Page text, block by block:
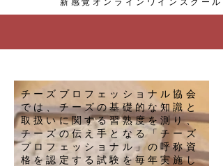
新感覚オンラインワインスクール
チーズプロフェッショナル協会
では、チーズの基礎的な知識と
取扱いに関する習熟度を測り、
チーズの伝え手となる「チーズ
プロフェッショナル」の呼称資
格を認定する試験を毎年実施し